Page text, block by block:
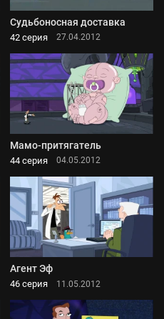
Судьбоносная доставка
42 серия 27.04.2012
Мамо-притягатель
44 серия 04.05.2012
Агент Эф
46 серия 11.05.2012